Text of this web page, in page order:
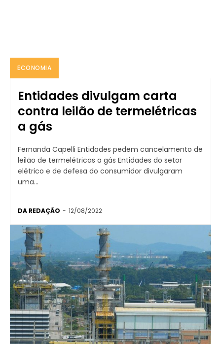
ECONOMIA
Entidades divulgam carta
contra leilão de termelétricas
a gás
Fernanda Capelli Entidades pedem cancelamento de
leilão de termelétricas a gás Entidades do setor
elétrico e de defesa do consumidor divulgaram
uma...
DA REDAÇÃO - 12/08/2022